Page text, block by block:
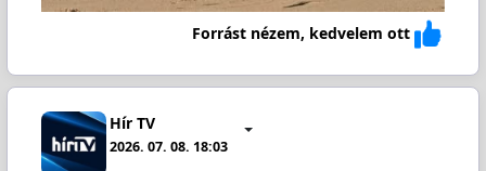
Forrást nézem, kedvelem ott
Hír TV
2026. 07. 08. 18:03